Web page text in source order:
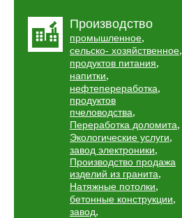
Производство
промышленное,
сельско- хозяйственное,
продуктов питания,
напитки,
нефтепереработка,
продуктов
пчеловодства,
Переработка доломита,
Экологические услуги,
завод электроники,
Производство продажа
изделий из гранита,
Натяжные потолки,
бетонные конструкции,
завод,